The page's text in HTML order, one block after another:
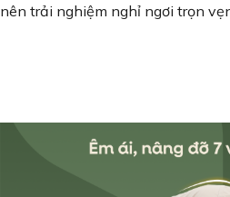
nên trải nghiệm nghỉ ngơi trọn